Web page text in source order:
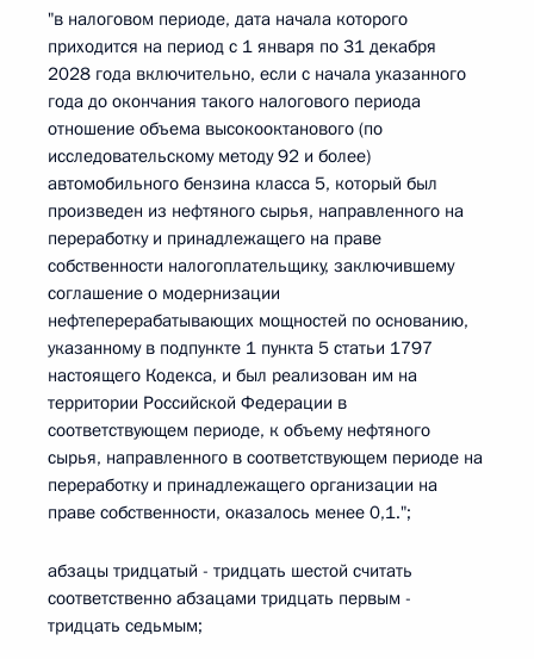
"в налоговом периоде, дата начала которого
приходится на период с 1 января по 31 декабря
2028 года включительно, если с начала указанного
года до окончания такого налогового периода
отношение объема высокооктанового (по
исследовательскому методу 92 и более)
автомобильного бензина класса 5, который был
произведен из нефтяного сырья, направленного на
переработку и принадлежащего на праве
собственности налогоплательщику, заключившему
соглашение о модернизации
нефтеперерабатывающих мощностей по основанию,
указанному в подпункте 1 пункта 5 статьи 1797
настоящего Кодекса, и был реализован им на
территории Российской Федерации в
соответствующем периоде, к объему нефтяного
сырья, направленного в соответствующем периоде на
переработку и принадлежащего организации на
праве собственности, оказалось менее 0,1.";
абзацы тридцатый - тридцать шестой считать
соответственно абзацами тридцать первым -
тридцать седьмым;